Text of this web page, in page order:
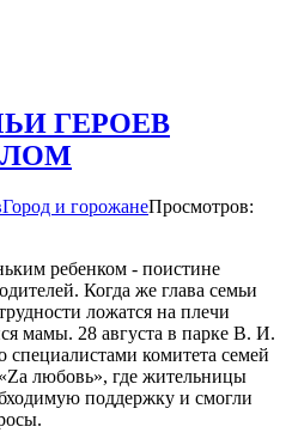
ГЕРОЕВ
Город и горожанеПросмотров:
ребенком - поистине
Когда же глава семьи
ложатся на плечи
мамы. 28 августа в парке В. И.
специалистами комитета семей
любовь», где жительницы
поддержку и смогли